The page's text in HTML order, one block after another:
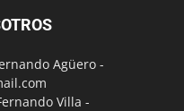
Agüero -
Villa -